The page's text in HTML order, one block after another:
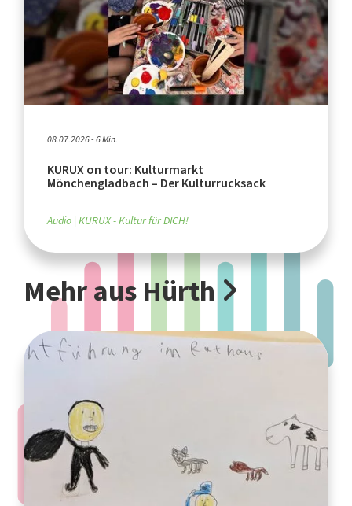
08.07.2026 - 6 Min.
KURUX on tour: Kulturmarkt
Mönchengladbach – Der Kulturrucksack
Audio KURUX - Kultur für DICH!
Mehr aus Hürth